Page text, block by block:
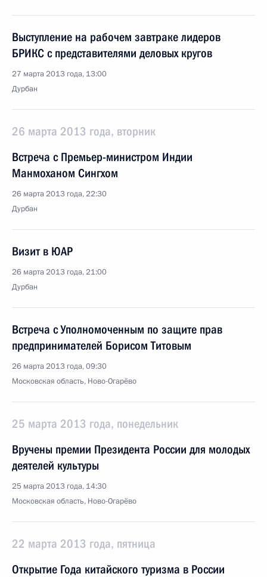
Выступление на рабочем завтраке лидеров
БРИКС с представителями деловых кругов
27 марта 2013 года, 13:00
Дурбан
26 марта 2013 года, вторник
Встреча с Премьер-министром Индии
Манмоханом Сингхом
26 марта 2013 года, 22:30
Дурбан
Визит в ЮАР
26 марта 2013 года, 21:00
Дурбан
Встреча с Уполномоченным по защите прав
предпринимателей Борисом Титовым
26 марта 2013 года, 09:30
Московская область, Ново-Огарёво
25 марта 2013 года, понедельник
Вручены премии Президента России для молодых
деятелей культуры
25 марта 2013 года, 14:30
Московская область, Ново-Огарёво
22 марта 2013 года, пятница
Открытие Года китайского туризма в России